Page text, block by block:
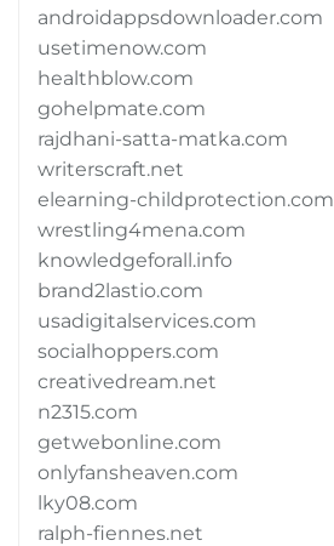
androidappsdownloader.com
usetimenow.com
healthblow.com
gohelpmate.com
rajdhani-satta-matka.com
writerscraft.net
elearning-childprotection.com
wrestling4mena.com
knowledgeforall.info
brand2lastio.com
usadigitalservices.com
socialhoppers.com
creativedream.net
n2315.com
getwebonline.com
onlyfansheaven.com
lky08.com
ralph-fiennes.net